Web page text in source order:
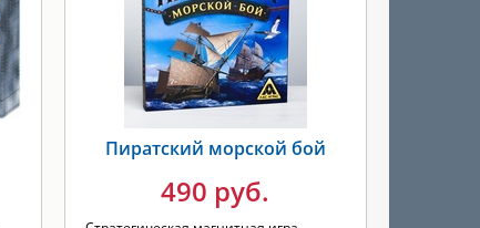
Пиратский морской бой
490 руб.